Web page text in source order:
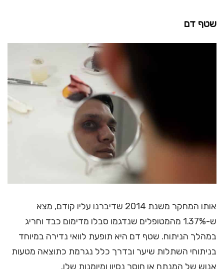
שטף דם
אותו המחקר משנת 2014 שדיברנו עליו קודם, מצא
ש-1.37% מהמטופלים שנדגמו סבלו מדימום כבד וחריג
במהלך הניתוח. שטף דם היא תופעת לוואי נדירה במיוחד
בניתוחי השתלות שיער ובדרך כלל נגרמת כתוצאה מטעות
אנוש של המנתח או חוסר נסיון ומיומנות שלו.